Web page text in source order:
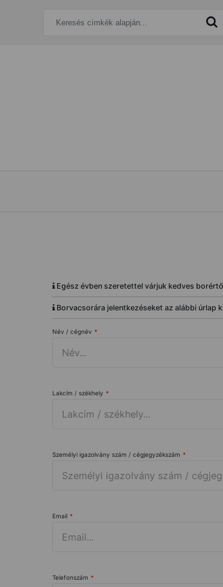
Egész évben szeretettel várjuk kedves
Borvacsorára jelentkezéseket az alábbi úrlap
Név / cégnév *
Lakcím / székhely *
Személyi igazolvány szám / cégjegyzékszám *
Email *
Telefonszám *